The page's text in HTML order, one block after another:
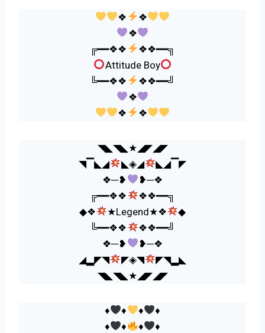
❖
❖
❖
╔━━❖❖
❖❖━━╗
Attitude Boy
╚━━❖❖
❖❖━━╝
❖
❖
❖
◥◣◥◣★◢◤◢◤
◥▔◣◢
◣◈◢
◣◢▔◤
❖─❥
❥─❖
╔━━❖❖
❖❖━━╗
◆❖
★Legend★❖
◆
╚━━❖❖
❖❖━━╝
❖─❥
❥─❖
◢▂◤◥
◤◈◥
◤◥▂◣
◥◣◥◣★◢◤◢◤
♦️ ♦️ ♦️
♦️
♦️
♦️ ♦️
♦️